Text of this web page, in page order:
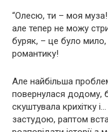
“Олесю, ти – моя
але тепер не можу
буряк, – це було
романтику!
Але найбільша
повернулася додому,
скуштувала крихітку
застудою, раптом